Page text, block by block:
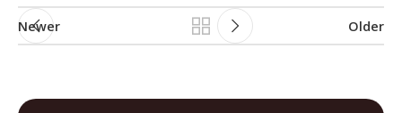
Newer Older